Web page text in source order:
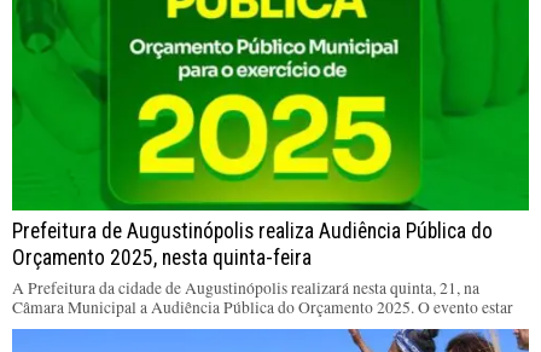
Prefeitura de Augustinópolis realiza Audiência Pública do
Orçamento 2025, nesta quinta-feira
A Prefeitura da cidade de Augustinópolis realizará nesta quinta, 21, na
Câmara Municipal a Audiência Pública do Orçamento 2025. O evento estar